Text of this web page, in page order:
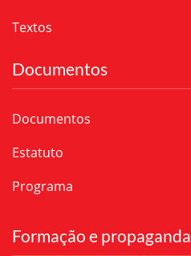
Textos
Documentos
Documentos
Estatuto
Programa
Formação e propaganda